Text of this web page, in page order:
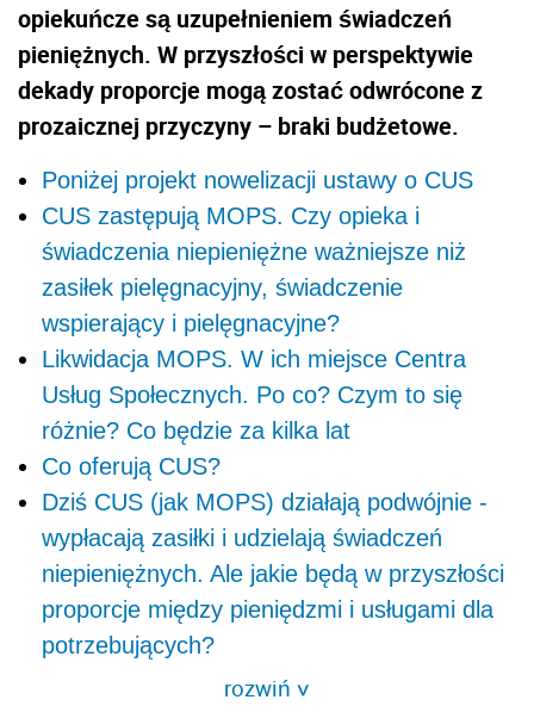
opiekuńcze są uzupełnieniem świadczeń
pieniężnych. W przyszłości w perspektywie
dekady proporcje mogą zostać odwrócone z
prozaicznej przyczyny – braki budżetowe.
Poniżej projekt nowelizacji ustawy o CUS
CUS zastępują MOPS. Czy opieka i
świadczenia niepieniężne ważniejsze niż
zasiłek pielęgnacyjny, świadczenie
wspierający i pielęgnacyjne?
Likwidacja MOPS. W ich miejsce Centra
Usług Społecznych. Po co? Czym to się
różnie? Co będzie za kilka lat
Co oferują CUS?
Dziś CUS (jak MOPS) działają podwójnie -
wypłacają zasiłki i udzielają świadczeń
niepieniężnych. Ale jakie będą w przyszłości
proporcje między pieniędzmi i usługami dla
potrzebujących?
rozwiń>